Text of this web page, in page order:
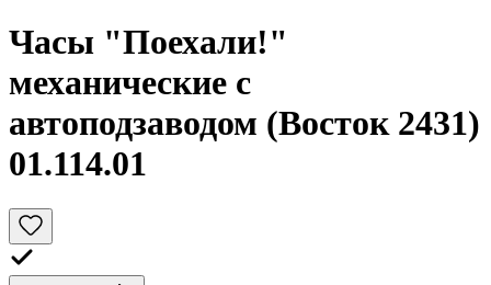
Часы "Поехали!"
механические с
автоподзаводом (Восток 2431)
01.114.01